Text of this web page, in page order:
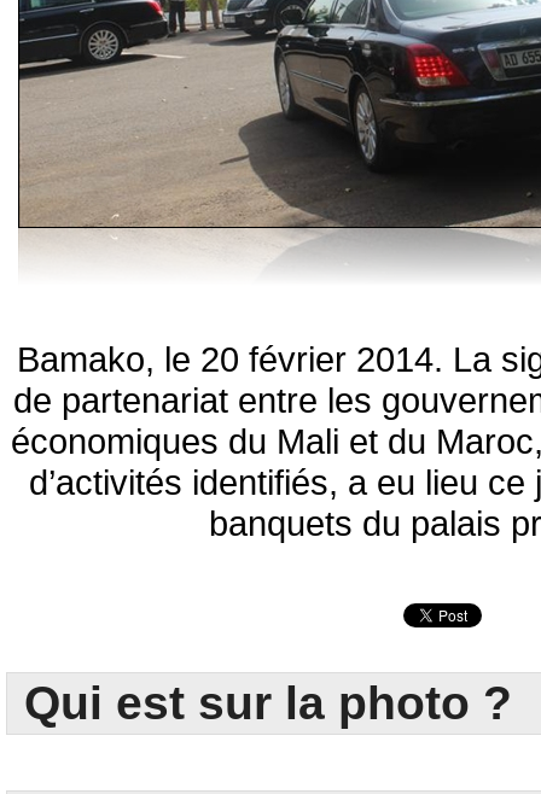
Bamako, le 20 février 2014. La
de partenariat entre les
économiques du Mali et du
d’activités identifiés, a eu lieu
banquets du palais
Qui est sur la photo ?